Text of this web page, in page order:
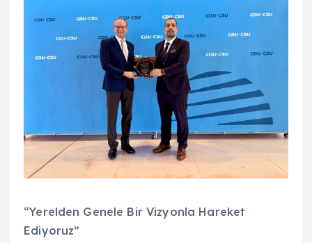
“Yerelden Genele Bir Vizyonla Hareket
Ediyoruz”